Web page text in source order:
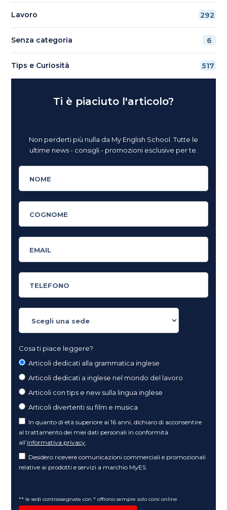
Lavoro 292
Senza categoria 6
Tips e Curiosità 517
Ti è piaciuto l'articolo?
Non perderti più nulla da My English School. Tutte le
ultime news - consigli - promozioni esclusive per te.
Cosa ti piace leggere?
Articoli dedicati alla grammatica inglese
Articoli dedicati a inglese nel mondo del lavoro
Articoli con tips e new sulla lingua inglese
Articoli divertenti su film e musica
In quanto di età superiore ai 16 anni, dichiaro di acconsentire
al trattamento dei miei dati personali in conformità
all’informativa privacy
Desidero ricevere comunicazioni commerciali e promozionali
relative ai prodotti e servizi a marchio MyES
** le sedi contrassegnate con * offrono sempre solo corsi online